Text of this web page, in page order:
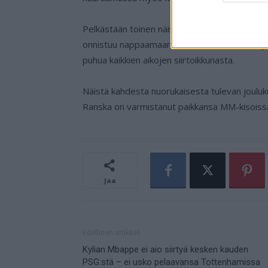
Pelkästään toinen näistä siirroista
onnistuu nappaamaan kummankin nuoren
puhua kaikkien aikojen siirtoikkunasta.
Näistä kahdesta nuorukaisesta tulevan
Ranska on varmistanut paikkansa MM-
Jaa
Kylian Mbappe ei aio siirtyä kesken kauden
PSG:stä – ei usko pelaavansa Tottenhamissa